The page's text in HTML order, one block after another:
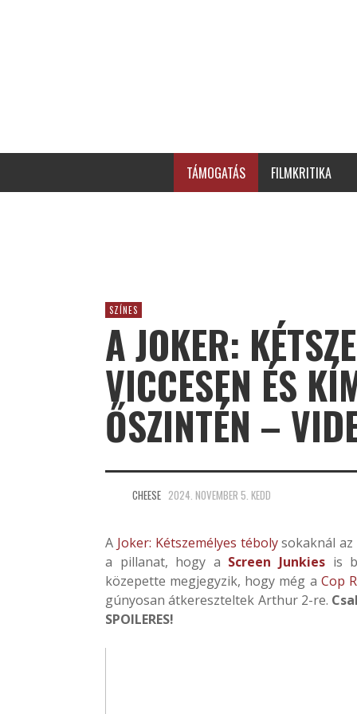
TÁMOGATÁS FILMKRITIKA
SZÍNES
A JOKER:
VICCESEN ÉS
ŐSZINTÉN –
CHEESE 2024. NOVEMBER 5. KEDD
A Joker: Kétszemélyes tébolysokaknál az
a pillanat, hogy a Screen Junkies is
közepette megjegyzik, hogy még a Cop
gúnyosan átkereszteltek Arthur 2-re.
SPOILERES!